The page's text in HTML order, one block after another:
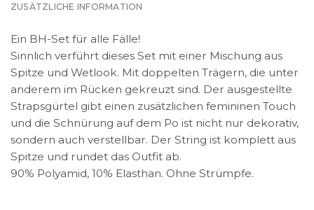
ZUSÄTZLICHE INFORMATION
Ein BH-Set für alle Fälle!
Sinnlich verführt dieses Set mit einer Mischung aus
Spitze und Wetlook. Mit doppelten Trägern, die unter
anderem im Rücken gekreuzt sind. Der ausgestellte
Strapsgürtel gibt einen zusätzlichen femininen Touch
und die Schnürung auf dem Po ist nicht nur dekorativ,
sondern auch verstellbar. Der String ist komplett aus
Spitze und rundet das Outfit ab.
90% Polyamid, 10% Elasthan. Ohne Strümpfe.